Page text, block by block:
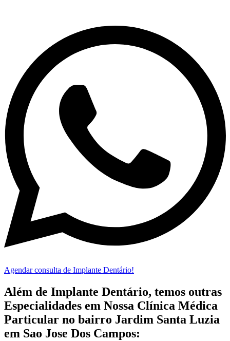
Agendar consulta de Implante Dentário!
Além de Implante Dentário, temos outras
Especialidades em Nossa Clínica Médica
Particular no bairro Jardim Santa Luzia
em Sao Jose Dos Campos: